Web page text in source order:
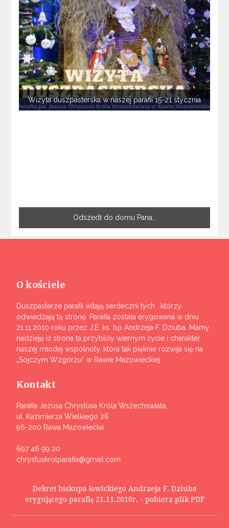
Wizyta duszpasterska w naszej parafii 15-21 stycznia
Odszedł do domu Pana…
O kościele
Duszpasterze parafii witają serdeczni tych , którzy
odwiedzają tą stronę. Parafia została erygowana w dniu
21.11.2010 roku przez J.E. ks. bp Andrzeja F. Dziuba. Mamy
nadzieję iż strona ta przybliży wiernym życie i charakter
naszej młodej wspólnoty, która tak pięknie rozwija się na
„Sójczym Wzgórzu” w Rawie Mazowieckiej.
Kontakt
Parafia Jezusa Chrystusa Króla Wszechświata,
ul. Kazimierza Wielkiego 26
96-200 Rawa Mazowiecka
697 46 99 20
chrystuskrolparafia@gmail.com
Dekret biskupa łowickiego Andrzeja F. Dziuba
erygującego parafię 21.11.2010r. - pobierz plik PDF